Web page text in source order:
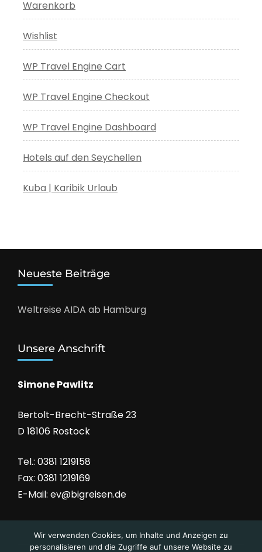
Warenkorb
Wishlist
WP Travel Engine Cart
WP Travel Engine Checkout
WP Travel Engine Dashboard
Hotels auf den Seychellen
Kuba | Karibik Urlaub
Neueste Beiträge
Weltreise AIDA ab Hamburg
Unsere Anschrift
Simone Pawlitz
Bertolt-Brecht-Straße 23
D 18106 Rostock
Tel.: 0381 1219158
Fax: 0381 1219169
E-Mail: ev@bigreisen.de
Wir verwenden Cookies, um Inhalte und Anzeigen zu
personalisieren und die Zugriffe auf unsere Website zu